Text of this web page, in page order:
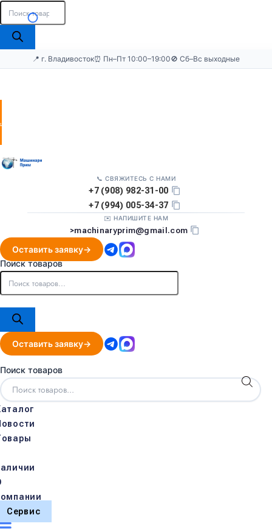
📍 г. Владивосток⏰ Пн–Пт 10:00–19:00🚫 Сб–Вс выходные
заявку
📞 СВЯЖИТЕСЬ С НАМИ
+7 (908) 982-31-00
+7 (994) 005-34-37
✉️ НАПИШИТЕ НАМ
>machinaryprim@gmail.com
Оставить заявку
Поиск товаров
Оставить заявку
Поиск товаров
Сервис